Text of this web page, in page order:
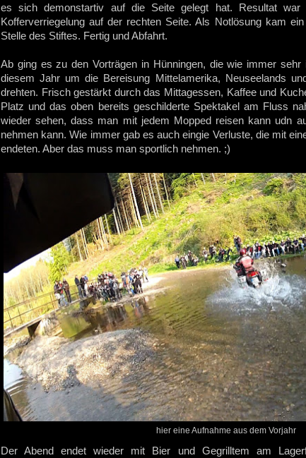
es sich demonstartiv auf die Seite gelegt hat. Resultat
Kofferverriegelung auf der rechten Seite. Als Notlösung kam
Stelle des Stiftes. Fertig und Abfahrt.
Ab ging es zu den Vorträgen in Hünningen, die wie immer
diesem Jahr um die Bereisung Mittelamerika, Neuseelands
drehten. Frisch gestärkt durch das Mittagessen, Kaffee und
Platz und das oben bereits geschilderte Spektakel am Fluss
wieder sehen, dass man mit jedem Mopped reisen kann udn
nehmen kann. Wie immer gab es auch eingie Verluste, die mit
endeten. Aber das muss man sportlich nehmen. ;)
hier eine Aufnahme aus dem Vorjahr
Der Abend endet wieder mit Bier und Gegrilltem am